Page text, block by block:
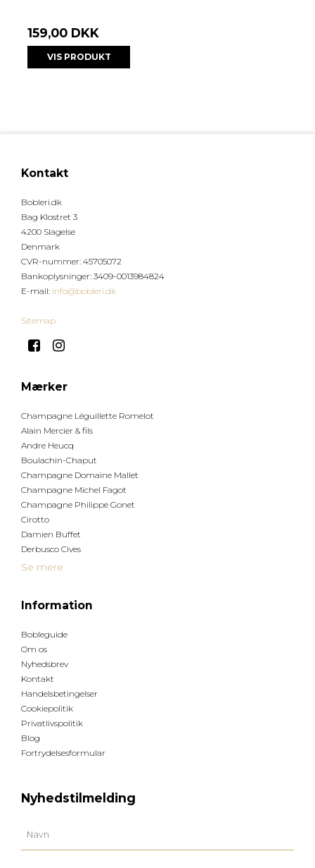
159,00 DKK
VIS PRODUKT
Kontakt
Bobleri.dk
Bag Klostret 3
4200 Slagelse
Denmark
CVR-nummer: 45705072
Bankoplysninger: 3409-0013984824
E-mail: info@bobleri.dk
Sitemap
Mærker
Champagne Léguillette Romelot
Alain Mercier & fils
Andre Heucq
Boulachin-Chaput
Champagne Domaine Mallet
Champagne Michel Fagot
Champagne Philippe Gonet
Cirotto
Damien Buffet
Derbusco Cives
Se mere
Information
Bobleguide
Om os
Nyhedsbrev
Kontakt
Handelsbetingelser
Cookiepolitik
Privatlivspolitik
Blog
Fortrydelsesformular
Nyhedstilmelding